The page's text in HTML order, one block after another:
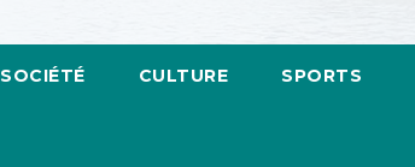
SOCIÉTÉ CULTURE SPORTS